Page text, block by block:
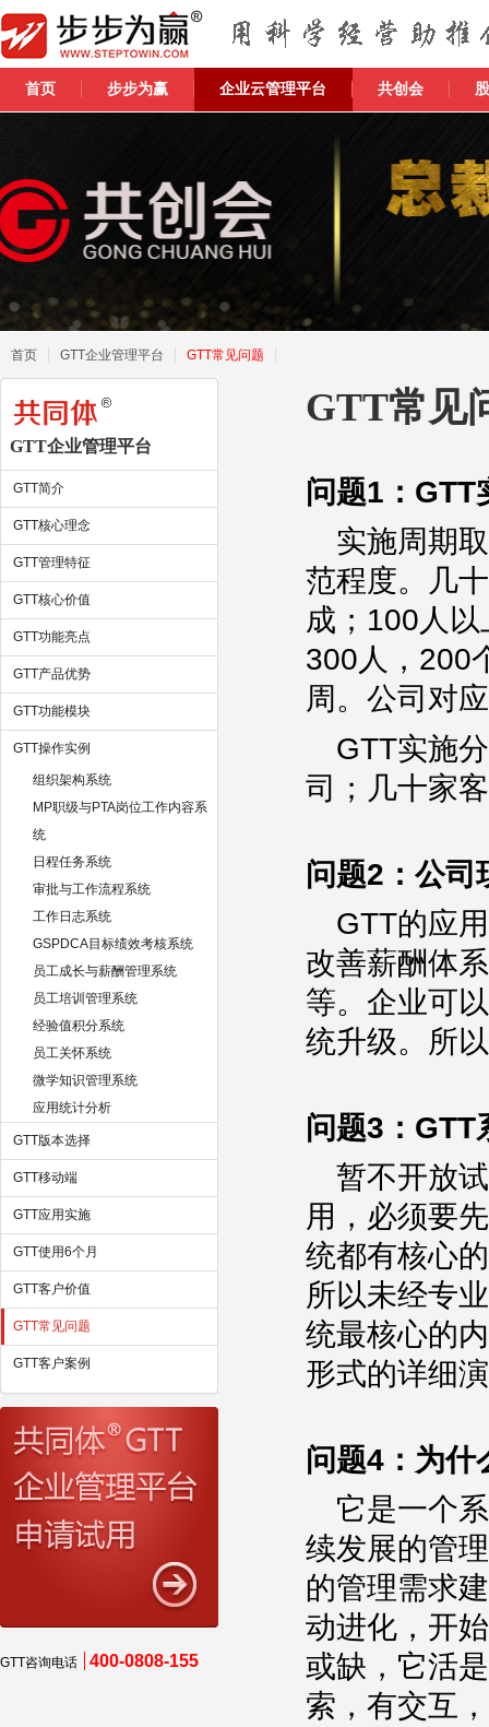
首页 步步为赢 企业云管理平台 共创会
首页 GTT企业管理平台 GTT常见问题
GTT企业管理平台
GTT简介
GTT核心理念
GTT管理特征
GTT核心价值
GTT功能亮点
GTT产品优势
GTT功能模块
GTT操作实例
组织架构系统
MP职级与PTA岗位工作内容系
统
日程任务系统
审批与工作流程系统
工作日志系统
GSPDCA目标绩效考核系统
员工成长与薪酬管理系统
员工培训管理系统
经验值积分系统
员工关怀系统
微学知识管理系统
应用统计分析
GTT版本选择
GTT移动端
GTT应用实施
GTT使用6个月
GTT客户价值
GTT常见问题
GTT客户案例
GTT咨询电话 400-0808-155
GTT常见
问题1：GTT
实施周期
范程度。几
成；100人
300人，200
周。公司对
GTT实施
司；几十家
问题2：公司
GTT的应
改善薪酬体
等。企业可
统升级。所
问题3：GTT
暂不开放
用，必须要
统都有核心
所以未经专
统最核心的
形式的详细
问题4：为什
它是一个
续发展的管
的管理需求
动进化，开
或缺，它活
索，有交互